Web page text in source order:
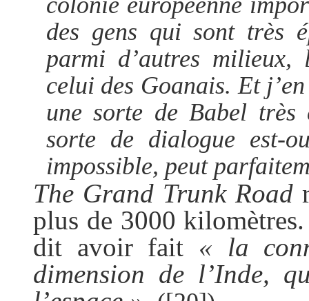
des gens qui sont très
parmi d’autres milieux,
celui des Goanais. Et
une sorte de Babel très
sorte de dialogue est-
impossible, peut
The Grand Trunk Road
plus de 3000 kilomètres
dit avoir fait « la
dimension de l’Inde,